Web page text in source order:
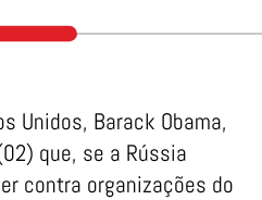
Unidos, Barack Obama,
que, se a Rússia
contra organizações do